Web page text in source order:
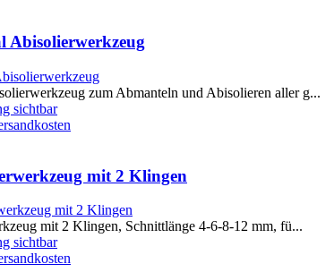
zum Abmanteln und Abisolieren aller g...
sichtbar
mit 2 Klingen
mit 2 Klingen, Schnittlänge 4-6-8-12 mm, fü...
sichtbar